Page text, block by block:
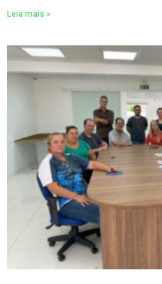
Leia mais »